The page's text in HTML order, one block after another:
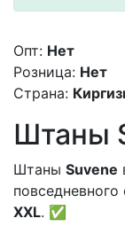
Опт: Нет
Розница: Нет
Страна:
Штаны
Штаны Suvene
XXL. ✅